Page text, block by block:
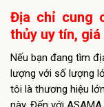
Địa chỉ cung
thủy uy tín, giá
Nếu bạn đang tìm
lượng với số lượng
tôi là thương hiệu